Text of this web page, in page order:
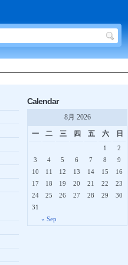
Calendar
8月 2026
一
二 三 四 五 六 日
« Sep
1
2
3
4 5 6 7 8
9
10
11 12 13 14 15
16
17
18 19 20 21 22
23
24
25 26 27 28 29
30
31